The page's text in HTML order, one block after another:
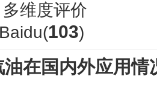
多维度评价
103)
油在国内外应用情